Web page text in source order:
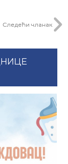
Следећи чланак